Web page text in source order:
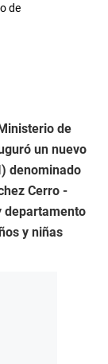
de
de
un nuevo
denominado
Cerro -
departamento
y niñas